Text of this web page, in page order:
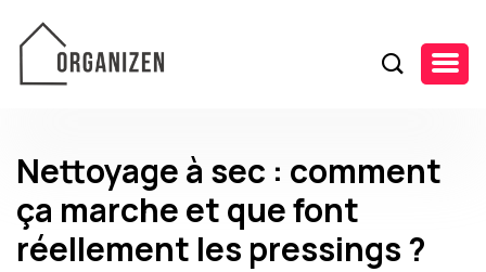
Nettoyage à sec : comment
ça marche et que font
réellement les pressings ?